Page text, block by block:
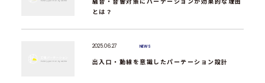
とは？
2025.06.27 NEWS
出入口・動線を意識したパーテーション設計